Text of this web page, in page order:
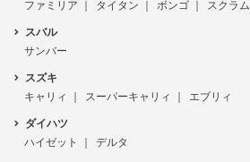
ファミリア
タイタン ボンゴ スクラム
スバル
サンバー
スズキ
キャリィ
スーパーキャリィ エブリィ
ダイハツ
ハイゼット
デルタ